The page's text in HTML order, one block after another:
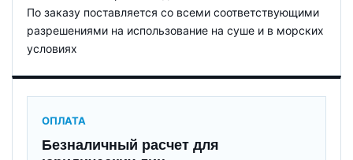
По заказу поставляется со всеми соответствующими
разрешениями на использование на суше и в морских
условиях
ОПЛАТА
Безналичный расчет для